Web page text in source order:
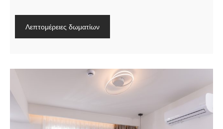
Λεπτομέρειες δωματίων